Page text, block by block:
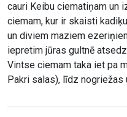
cauri Keibu ciematiņam un
ciemam, kur ir skaisti
un diviem maziem
iepretim jūras gultnē
Vintse ciemam taka iet pa
Pakri salas), līdz nogriežas